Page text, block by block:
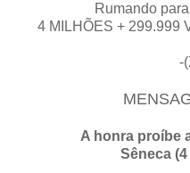
Rumando
4 MILHÕES + 299.999
-
A honra proíbe
Sêneca (4